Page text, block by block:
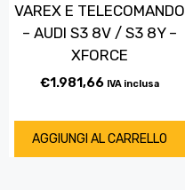
VAREX E TELECOMANDO
– AUDI S3 8V / S3 8Y –
XFORCE
€1.981,66 IVA inclusa
AGGIUNGI AL CARRELLO